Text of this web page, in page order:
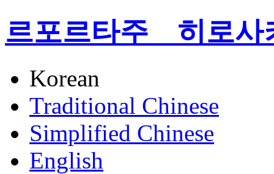
르포르타주 히로사
Korean
Traditional Chinese
Simplified Chinese
English